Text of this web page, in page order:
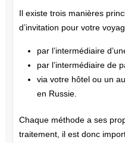
Il existe trois manières
d’invitation pour votre
par l’intermédiaire
par l’intermédiaire de
via votre hôtel ou un
en Russie.
Chaque méthode a ses
traitement, il est donc